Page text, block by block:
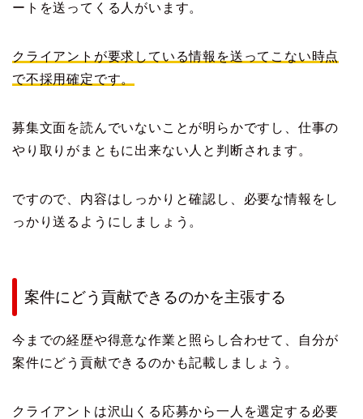
ートを送ってくる人がいます。
クライアントが要求している情報を送ってこない時点
で不採用確定です。
募集文面を読んでいないことが明らかですし、仕事の
やり取りがまともに出来ない人と判断されます。
ですので、内容はしっかりと確認し、必要な情報をし
っかり送るようにしましょう。
案件にどう貢献できるのかを主張する
今までの経歴や得意な作業と照らし合わせて、自分が
案件にどう貢献できるのかも記載しましょう。
クライアントは沢山くる応募から一人を選定する必要